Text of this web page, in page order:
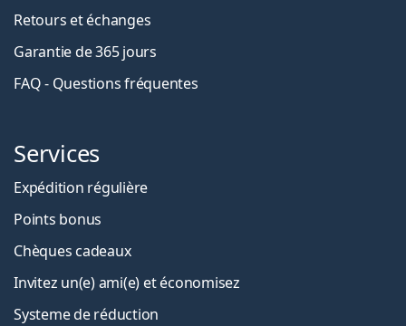
Retours et échanges
Garantie de 365 jours
FAQ - Questions fréquentes
Services
Expédition régulière
Points bonus
Chèques cadeaux
Invitez un(e) ami(e) et économisez
Systeme de réduction